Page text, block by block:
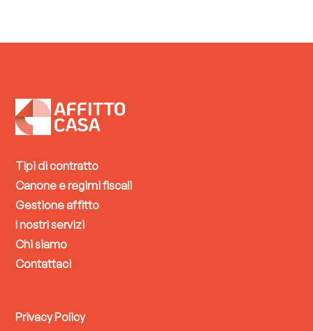
Tipi di contratto
Canone e regimi fiscali
Gestione affitto
I nostri servizi
Chi siamo
Contattaci
Privacy Policy